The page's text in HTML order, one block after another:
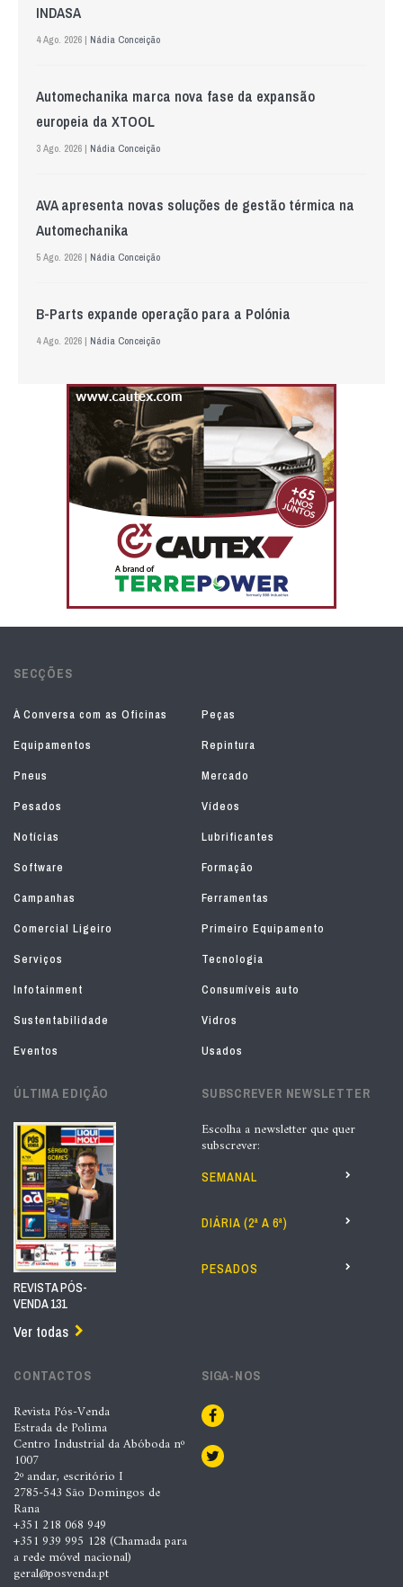
INDASA
4 Ago. 2026 | Nádia Conceição
Automechanika marca nova fase da expansão
europeia da XTOOL
3 Ago. 2026 | Nádia Conceição
AVA apresenta novas soluções de gestão térmica na
Automechanika
5 Ago. 2026 | Nádia Conceição
B-Parts expande operação para a Polónia
4 Ago. 2026 | Nádia Conceição
SECÇÕES
À Conversa com as Oficinas
Peças
Equipamentos
Repintura
Pneus
Mercado
Pesados
Vídeos
Notícias
Lubrificantes
Software
Formação
Campanhas
Ferramentas
Comercial Ligeiro
Primeiro Equipamento
Serviços
Tecnologia
Infotainment
Consumíveis auto
Sustentabilidade
Vidros
Eventos
Usados
ÚLTIMA EDIÇÃO
REVISTA PÓS-
VENDA 131
Ver todas
SUBSCREVER NEWSLETTER
Escolha a newsletter que quer
subscrever:
SEMANAL
DIÁRIA (2ª A 6ª)
PESADOS
CONTACTOS
Revista Pós-Venda
Estrada de Polima
Centro Industrial da Abóboda nº
1007
2º andar, escritório I
2785-543 São Domingos de
Rana
+351 218 068 949
+351 939 995 128 (Chamada para
a rede móvel nacional)
geral@posvenda.pt
SIGA-NOS